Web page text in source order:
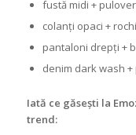
fustă midi +
colanți opaci +
pantaloni drepți +
denim dark wash
Iată ce găsești la
trend: